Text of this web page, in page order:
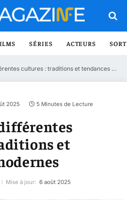
SÉRIES ACTEURS
cultures : traditions et tendances modernes
2025 5 Minutes de Lecture
et
Mise à jour: 6 août 2025